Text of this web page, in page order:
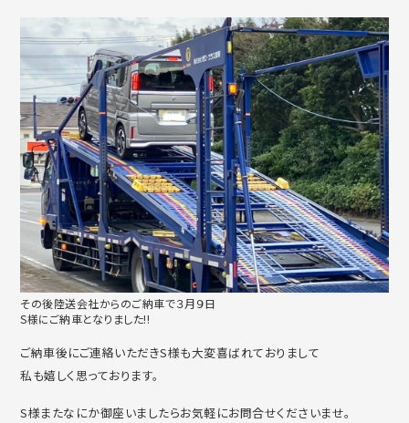
その後陸送会社からのご納車で３月９日
S様にご納車となりました!!
ご納車後にご連絡いただきS様も大変喜ばれておりまして
私も嬉しく思っております。
S様またなにか御座いましたらお気軽にお問合せくださいませ。